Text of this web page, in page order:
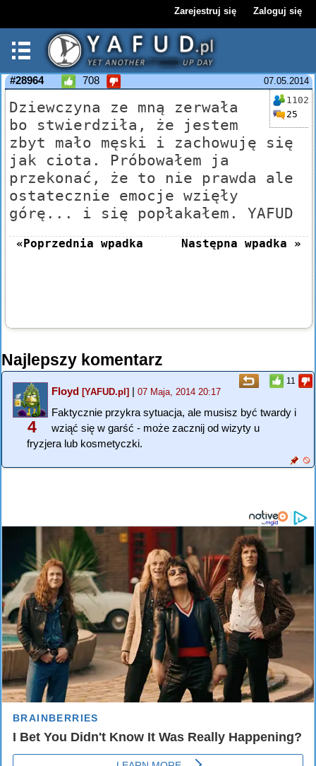
Zarejestruj się Zaloguj się
07.05.2014
#28964 708
1102
25
Dziewczyna ze mną zerwała
bo stwierdziła, że jestem
zbyt mało męski i zachowuję się
jak ciota. Próbowałem ja
przekonać, że to nie prawda ale
ostatecznie emocje wzięły
górę... i się popłakałem. YAFUD
«Poprzednia wpadka Następna wpadka »
Najlepszy komentarz
11
4
Floyd [YAFUD.pl] | 07 Maja, 2014 20:17
Faktycznie przykra sytuacja, ale musisz być twardy i
wziąć się w garść - może zacznij od wizyty u
fryzjera lub kosmetyczki.